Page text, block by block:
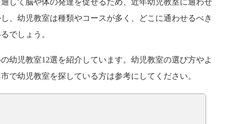
して脳や体の発達を促せるため、近年幼児教室に通わせ
、幼児教室は種類やコースが多く、どこに通わせるべき
でしょう。
幼児教室12選を紹介しています。幼児教室の選び方やよ
で幼児教室を探している方は参考にしてください。